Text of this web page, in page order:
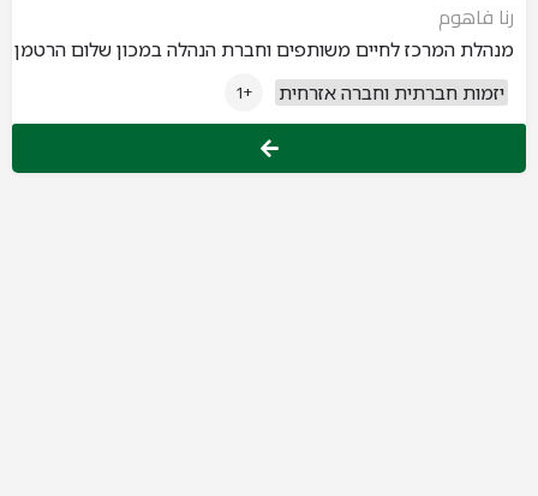
رنا فاهوم
מנהלת המרכז לחיים משותפים וחברת הנהלה במכון שלום הרטמן
יזמות חברתית וחברה אזרחית
+1